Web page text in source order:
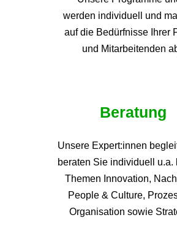
werden individuell und
auf die Bedürfnisse Ihrer
und Mitarbeitenden
Beratung
Unsere Expert:innen
beraten Sie individuell u.a.
Themen Innovation,
People & Culture,
Organisation sowie